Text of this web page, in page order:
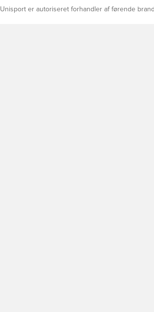
Unisport er autoriseret forhandler af førende